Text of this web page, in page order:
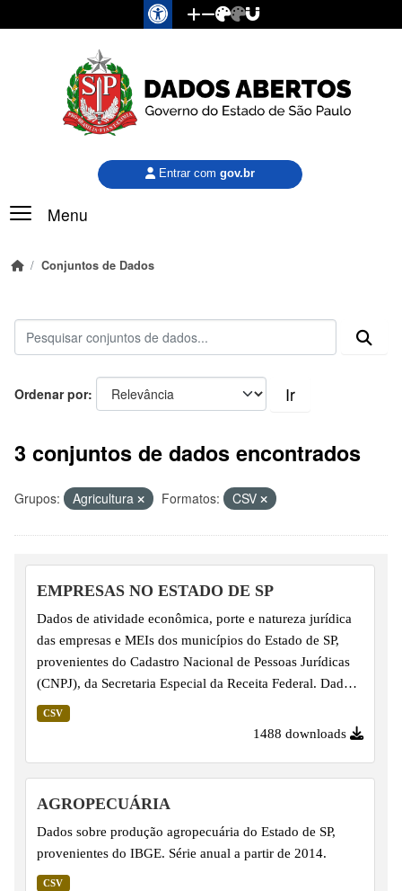
Pular para o conteúdo principal
Menu
Entrar com gov.br
Conjuntos de Dados
Ordenar por Ir
3 conjuntos de dados encontrados
Grupos: Agricultura Formatos: CSV
EMPRESAS NO ESTADO DE SP
Dados de atividade econômica, porte e natureza jurídica
das empresas e MEIs dos municípios do Estado de SP,
provenientes do Cadastro Nacional de Pessoas Jurídicas
(CNPJ), da Secretaria Especial da Receita Federal. Dados
do ano corrente.
CSV
1488 downloads
AGROPECUÁRIA
Dados sobre produção agropecuária do Estado de SP,
provenientes do IBGE. Série anual a partir de 2014.
CSV